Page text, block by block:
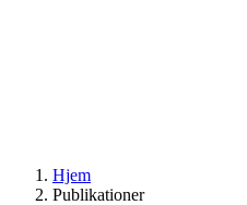
Hjem
Publikationer